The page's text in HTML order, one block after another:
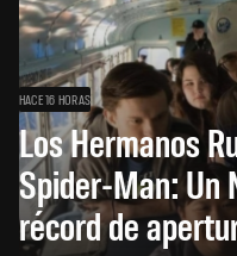
HACE 16 HORAS
Los Hermanos
Spider-Man: Un
récord de